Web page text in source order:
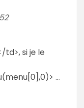
td>, si je le
...